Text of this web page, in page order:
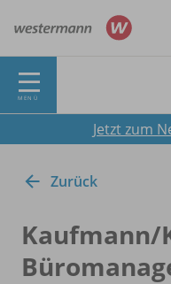
MENÜ
Jetzt zum
Zurück
Kaufmann/